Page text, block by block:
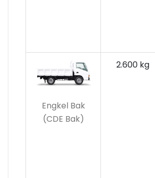
Engkel Bak
(CDE Bak)
2.600 kg